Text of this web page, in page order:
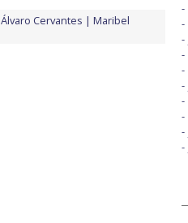
Álvaro Cervantes
Maribel